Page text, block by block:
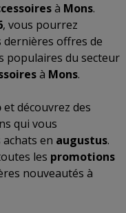
à Mons.
, vous pourrez
offres de
populaires du secteur
à Mons.
et découvrez des
qui vous
en augustus.
les promotions
nouveautés à